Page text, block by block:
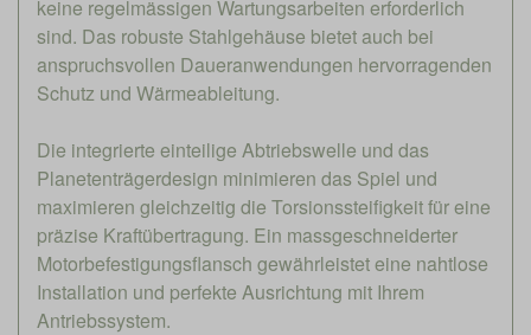
keine regelmässigen Wartungsarbeiten erforderlich
sind. Das robuste Stahlgehäuse bietet auch bei
anspruchsvollen Daueranwendungen hervorragenden
Schutz und Wärmeableitung.
Die integrierte einteilige Abtriebswelle und das
Planetenträgerdesign minimieren das Spiel und
maximieren gleichzeitig die Torsionssteifigkeit für eine
präzise Kraftübertragung. Ein massgeschneiderter
Motorbefestigungsflansch gewährleistet eine nahtlose
Installation und perfekte Ausrichtung mit Ihrem
Antriebssystem.